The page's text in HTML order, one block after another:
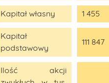
Kapitał własny 1 455
Kapitał
podstawowy
111 847
Ilość akcji